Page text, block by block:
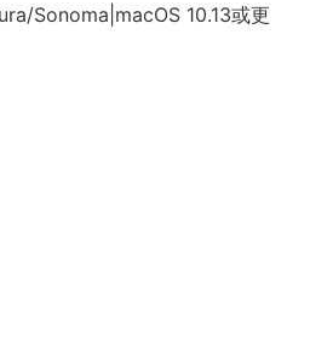
Sonoma|macOS 10.13或更